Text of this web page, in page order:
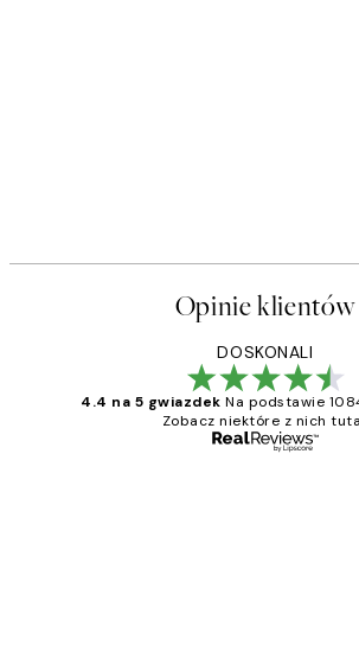
Opinie klientów
DOSKONALI
4.4 na 5 gwiazdek Na podstawie
Zobacz niektóre z nich